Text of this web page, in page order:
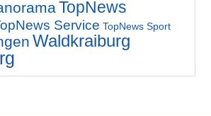
TopNews
Service TopNews Sport
Waldkraiburg